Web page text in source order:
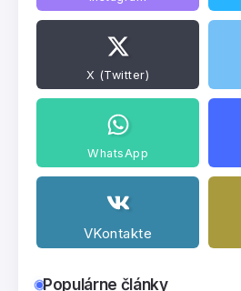
X (Twitter)
WhatsApp
VKontakte
Populárne články